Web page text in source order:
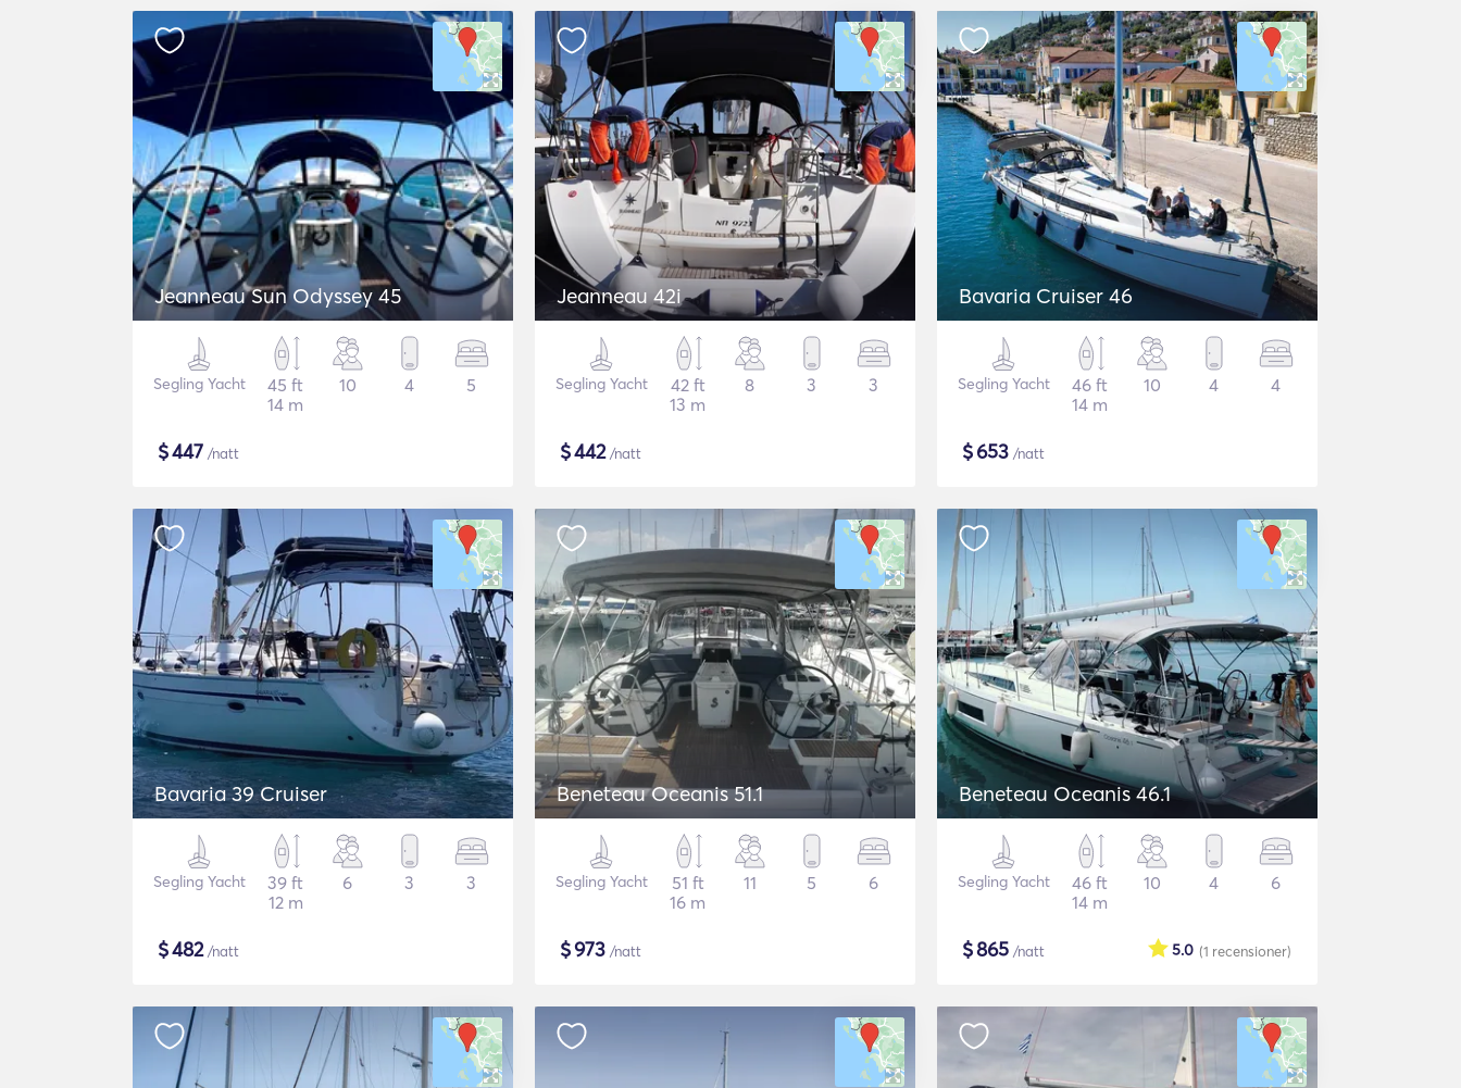
Jeanneau Sun Odyssey 45
Segling Yacht
45 ft
14 m
10 4 5
$447 /natt
Jeanneau 42i
Segling Yacht
42 ft
13 m
8 3 3
$442/natt
Bavaria Cruiser 46
Segling Yacht
46 ft
14 m
10 4 4
$653 /natt
Bavaria 39 Cruiser
Segling Yacht
39 ft
12 m
6 3 3
$482/natt
Beneteau Oceanis 51.1
Segling Yacht
51 ft
16 m
11 5 6
$973 /natt
Beneteau Oceanis 46.1
Segling Yacht
46 ft
14 m
10 4 6
$865 /natt (1 recensioner)
5.0